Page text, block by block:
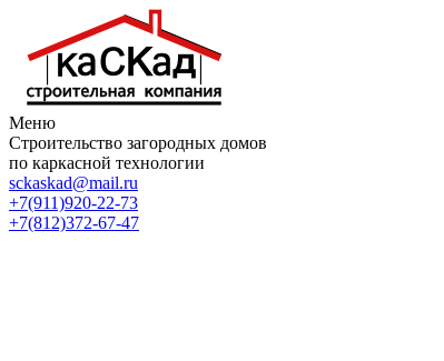
Меню
Строительство загородных домов
по каркасной технологии
sckaskad@mail.ru
+7(911)920-22-73
+7(812)372-67-47